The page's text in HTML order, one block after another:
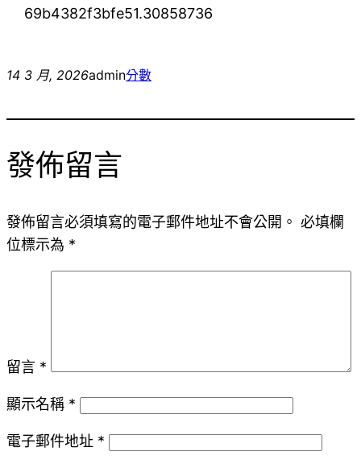
69b4382f3bfe51.30858736
14 3 月, 2026admin分數
發佈留言
發佈留言必須填寫的電子郵件地址不會公開。 必填欄
位標示為 *
留言 *
顯示名稱 *
電子郵件地址 *